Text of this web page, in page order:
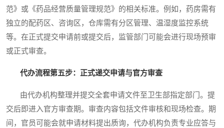
范》或《药品经营质量管理规范》的相关标准。例如，药房需有
独立的配药区、咨询区，仓库需有分区管理、温湿度监控系统
等。在正式提交申请前或提交后，监管部门可能会进行现场预审
或正式审查。
代办流程第五步：正式递交申请与官方审查
由代办机构整理并提交全套申请文件至卫生部指定部门。提
交后即进入官方审查期。审查内容包括文件审核和现场检查。期
间，官员可能会就申请材料提出质询，代办机构负责专业应答与